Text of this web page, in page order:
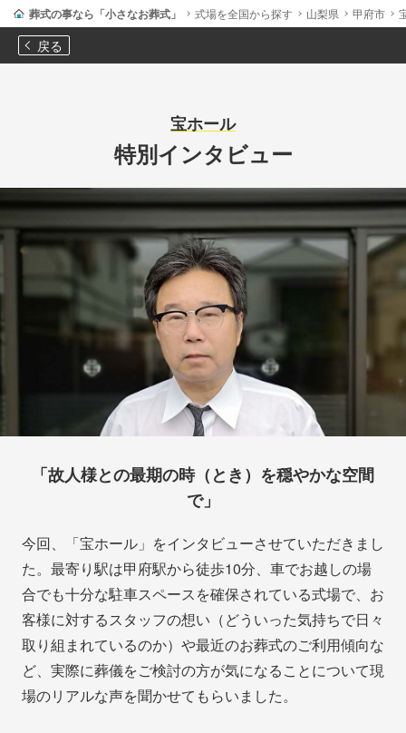
葬式の事なら「小さなお葬式」 式場を全国から探す 山梨県 甲府市
戻る
宝ホール
特別インタビュー
「故人様との最期の時（とき）を穏やかな空間
で」
今回、「宝ホール」をインタビューさせていただきまし
た。最寄り駅は甲府駅から徒歩10分、車でお越しの場
合でも十分な駐車スペースを確保されている式場で、お
客様に対するスタッフの想い（どういった気持ちで日々
取り組まれているのか）や最近のお葬式のご利用傾向な
ど、実際に葬儀をご検討の方が気になることについて現
場のリアルな声を聞かせてもらいました。